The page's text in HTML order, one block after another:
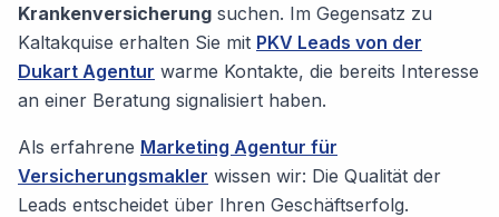
Krankenversicherung suchen. Im Gegensatz zu
Kaltakquise erhalten Sie mit PKV Leads von der
Dukart Agentur warme Kontakte, die bereits Interesse
an einer Beratung signalisiert haben.
Als erfahrene Marketing Agentur für
Versicherungsmakler wissen wir: Die Qualität der
Leads entscheidet über Ihren Geschäftserfolg.